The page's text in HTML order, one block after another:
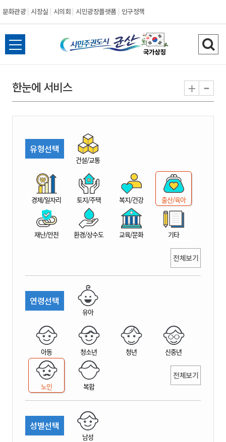
문화관광 시장실 시의회 시민광장플랫폼 인구정책
시
민
권
시
산
전
체
뉴
열
검
색
기
한눈에 서비스 + -
유형선택
건설/교통
경제/일자리 토지/주택 복지/건강 출산/육아
재난/안전 환경/상수도 교육/문화 기타
전체보기
연령선택
유아
아동 청소년 청년 신중년
노인 복합
전체보기
성별선택
남성